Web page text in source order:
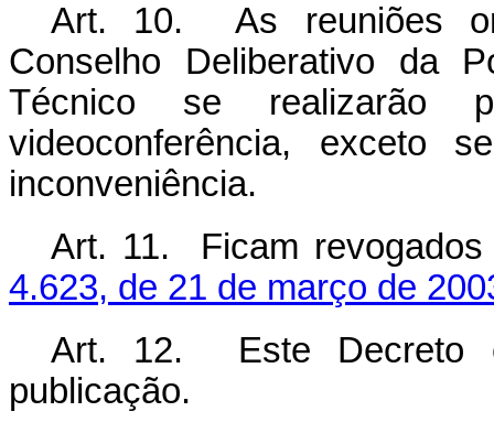
Art. 10. As reuniões
Conselho Deliberativo da
Técnico se realizarão
videoconferência, exceto
inconveniência.
Art. 11. Ficam
4.623, de 21 de março de
Art. 12. Este Decreto
publicação.